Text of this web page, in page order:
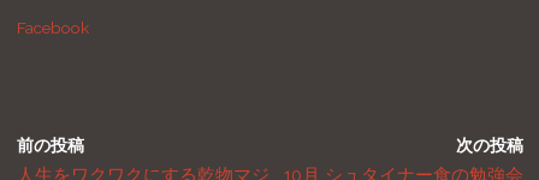
Facebook
前の投稿
人生をワクワクにする乾物マジ
次の投稿
10月 シュタイナー食の勉強会